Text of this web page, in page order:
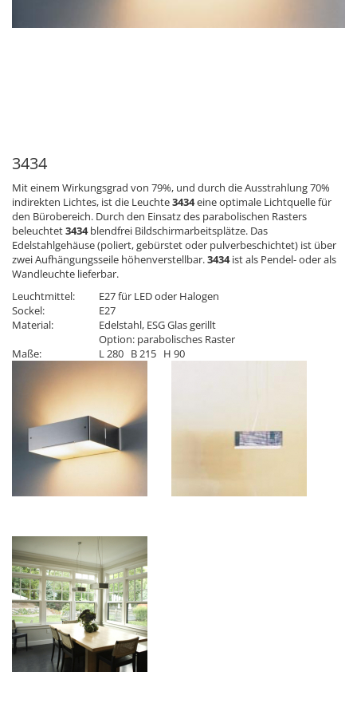
3434
Mit einem Wirkungsgrad von 79%, und durch die Ausstrahlung 70%
indirekten Lichtes, ist die Leuchte3434eine optimale Lichtquelle für
den Bürobereich. Durch den Einsatz des parabolischen Rasters
beleuchtet3434blendfrei Bildschirmarbeitsplätze. Das
Edelstahlgehäuse (poliert, gebürstet oder pulverbeschichtet) ist über
zwei Aufhängungsseile höhenverstellbar.3434ist als Pendel- oder als
Wandleuchte lieferbar.
Leuchtmittel:
E27 für LED oder Halogen
Sockel:
E27
Material:
Edelstahl, ESG Glas gerillt
Option: parabolisches Raster
Maße:
L 280 B 215 H 90